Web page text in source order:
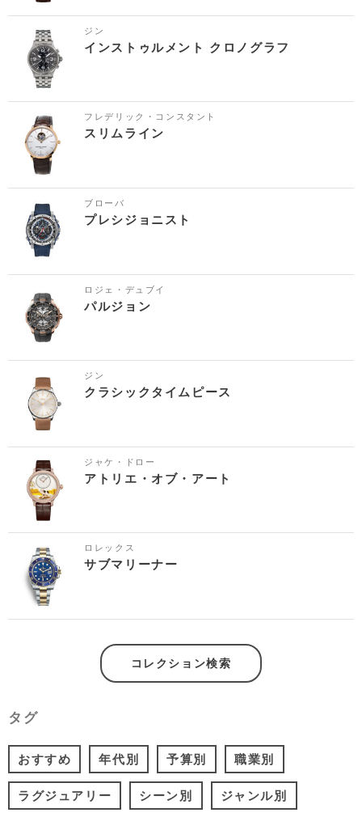
ジン
インストゥルメント クロノグラフ
フレデリック・コンスタント
スリムライン
ブローバ
プレシジョニスト
ロジェ・デュブイ
パルジョン
ジン
クラシックタイムピース
ジャケ・ドロー
アトリエ・オブ・アート
ロレックス
サブマリーナー
コレクション検索
タグ
おすすめ 年代別 予算別 職業別
ラグジュアリー シーン別 ジャンル別